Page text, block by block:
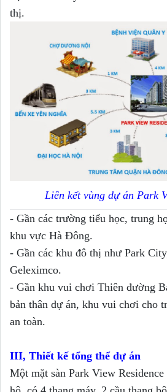
thị.
Liên kết vùng dự án Park
- Gần các trường tiểu học, trung
khu vực Hà Đông.
- Gần các khu đô thị như Park
Geleximco.
- Gần khu vui chơi Thiên đường
bản thân dự án, khu vui chơi cho
an toàn.
III, Thiết kế tổng thể dự án
Một mặt sàn Park View